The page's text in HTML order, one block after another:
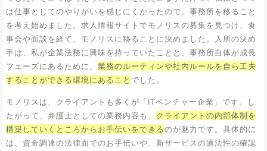
は仕事としてのやりがいを感じにくかったので、事務所を移ること
を考え始めました。求人情報サイトでモノリスの募集を見つけ、食
事会や面談を経て、モノリスに移ることに決めました。入所の決め
手は、私が企業法務に興味を持っていたことと、事務所自体が成長
フェーズにあるために、 業務のルーティンや社内ルールを自ら工夫
することができる環境にあること でした。
モノリスは、クライアントも多くが「ITベンチャー企業」です。し
たがって、弁護士としての業務内容も、 クライアントの内部体制を
構築していくところからお手伝いをできるのが魅力です。具体的に
は、資金調達の法律面でのお手伝いや、新サービスの適法性の確認